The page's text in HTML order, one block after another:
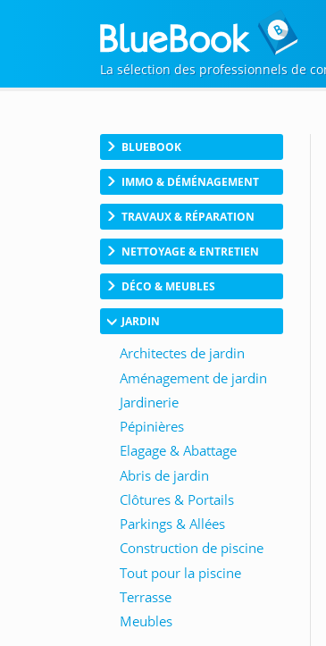
La sélection des professionnels de
BLUEBOOK
IMMO & DÉMÉNAGEMENT
TRAVAUX & RÉPARATION
NETTOYAGE & ENTRETIEN
DÉCO & MEUBLES
JARDIN